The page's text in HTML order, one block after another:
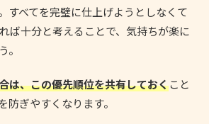
すべてを完璧に仕上げようとしなくて
ば十分と考えることで、気持ちが楽に
。
は、この優先順位を共有しておくこと
防ぎやすくなります。